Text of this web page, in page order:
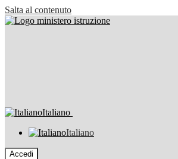
Salta al contenuto
Italiano
Italiano
Accedi